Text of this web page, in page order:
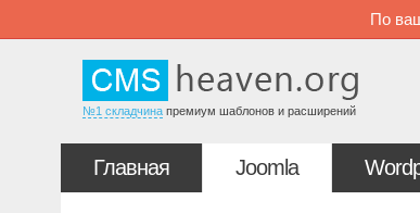
По
№1 складчина премиум шаблонов и расширений
Главная Joomla